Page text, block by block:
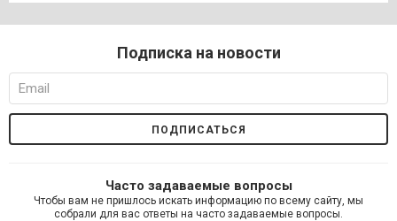
Подписка на новости
Часто задаваемые вопросы
Чтобы вам не пришлось искать информацию по всему сайту, мы
собрали для вас ответы на часто задаваемые вопросы.